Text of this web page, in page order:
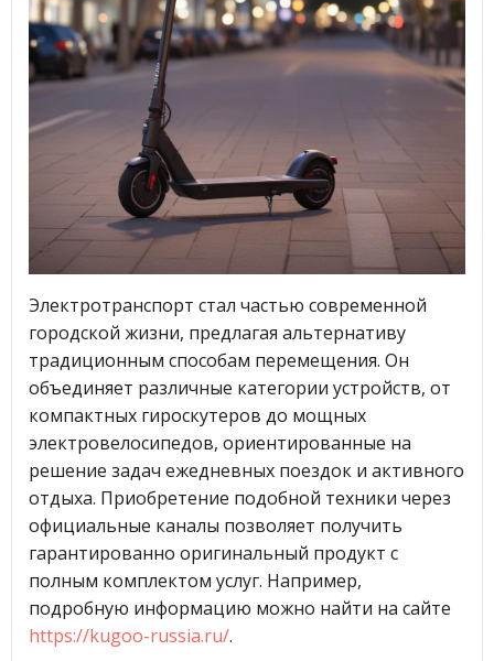
Электротранспорт стал частью современной
городской жизни, предлагая альтернативу
традиционным способам перемещения. Он
объединяет различные категории устройств, от
компактных гироскутеров до мощных
электровелосипедов, ориентированные на
решение задач ежедневных поездок и активного
отдыха. Приобретение подобной техники через
официальные каналы позволяет получить
гарантированно оригинальный продукт с
полным комплектом услуг. Например,
подробную информацию можно найти на сайте
https://kugoo-russia.ru/.